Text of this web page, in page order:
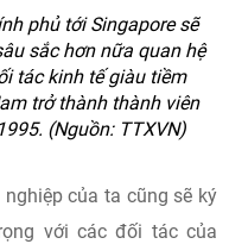
phủ tới Singapore sẽ
sắc hơn nữa quan hệ
tác kinh tế giàu tiềm
trở thành thành viên
(Nguồn: TTXVN)
của ta cũng sẽ ký
với các đối tác của